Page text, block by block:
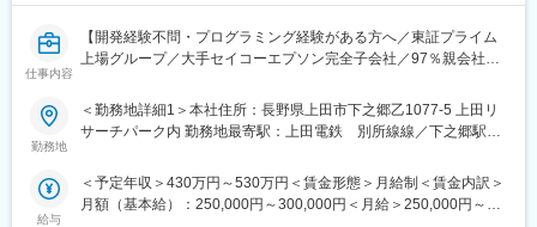
■人材育成制度：
当社では、自ら積極的に学ぶ人を支援する人材育成制度を設計し
ることが可能です。
また、業界の最新動向や業務改善報告など、さまざまなテーマに
■長く安心して働ける制度：
仕事内容
【開発経験不問・プログラミング経験がある方へ／東証プライム
上場グループ／大手セイコーエプソン完全子会社／97％親会社案
■業務概要：
・エプソン製品に関連するアプリケーション設計、開発、テスト
・エプソン製品に関連するWebサービス設計、開発、テスト
勤務地
＜勤務地詳細1＞本社住所：長野県上田市下之郷乙1077-5 上田リ
サーチパーク内 勤務地最寄駅：上田電鉄 別所線線／下之郷駅受
野県上田市下之郷浅間原813-21 上田リサーチパーク内 勤務地最
寄駅：上田電鉄 別所線線／下之郷駅受動喫煙対策：敷地内全面
給与
＜予定年収＞430万円～530万円＜賃金形態＞月給制＜賃金内訳＞
月額（基本給）：250,000円～300,000円＜月給＞250,000円～